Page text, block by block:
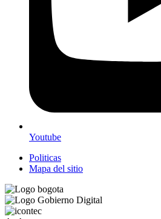
Youtube
Politicas
Mapa del sitio